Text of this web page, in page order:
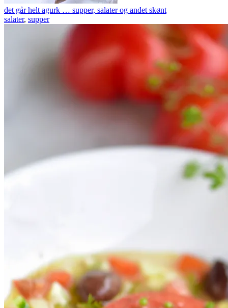
det går helt agurk … supper, salater og andet skønt
salater, supper